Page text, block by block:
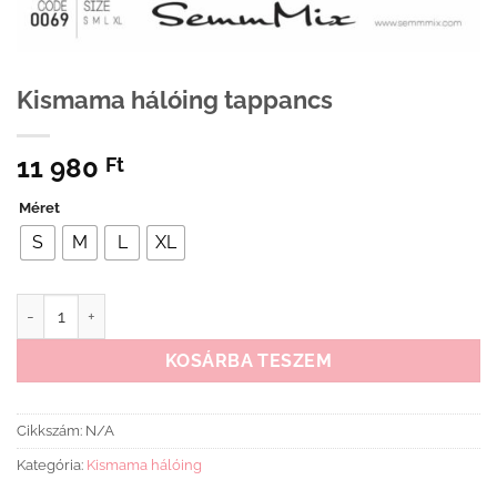
Kismama hálóing tappancs
11 980 Ft
Méret
S M L XL
KOSÁRBA TESZEM
Cikkszám: N/A
Kategória: Kismama hálóing